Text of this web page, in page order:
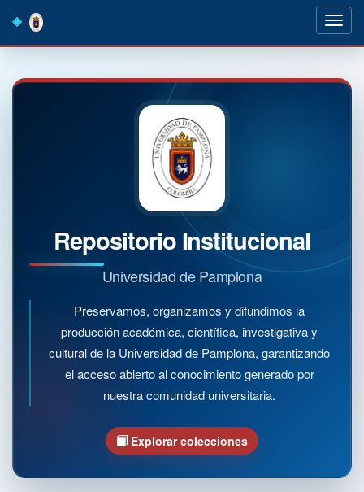
navigation
Repositorio Institucional
Universidad de Pamplona
Preservamos, organizamos y difundimos la
producción académica, científica, investigativa y
cultural de la Universidad de Pamplona, garantizando
el acceso abierto al conocimiento generado por
nuestra comunidad universitaria.
Explorar colecciones